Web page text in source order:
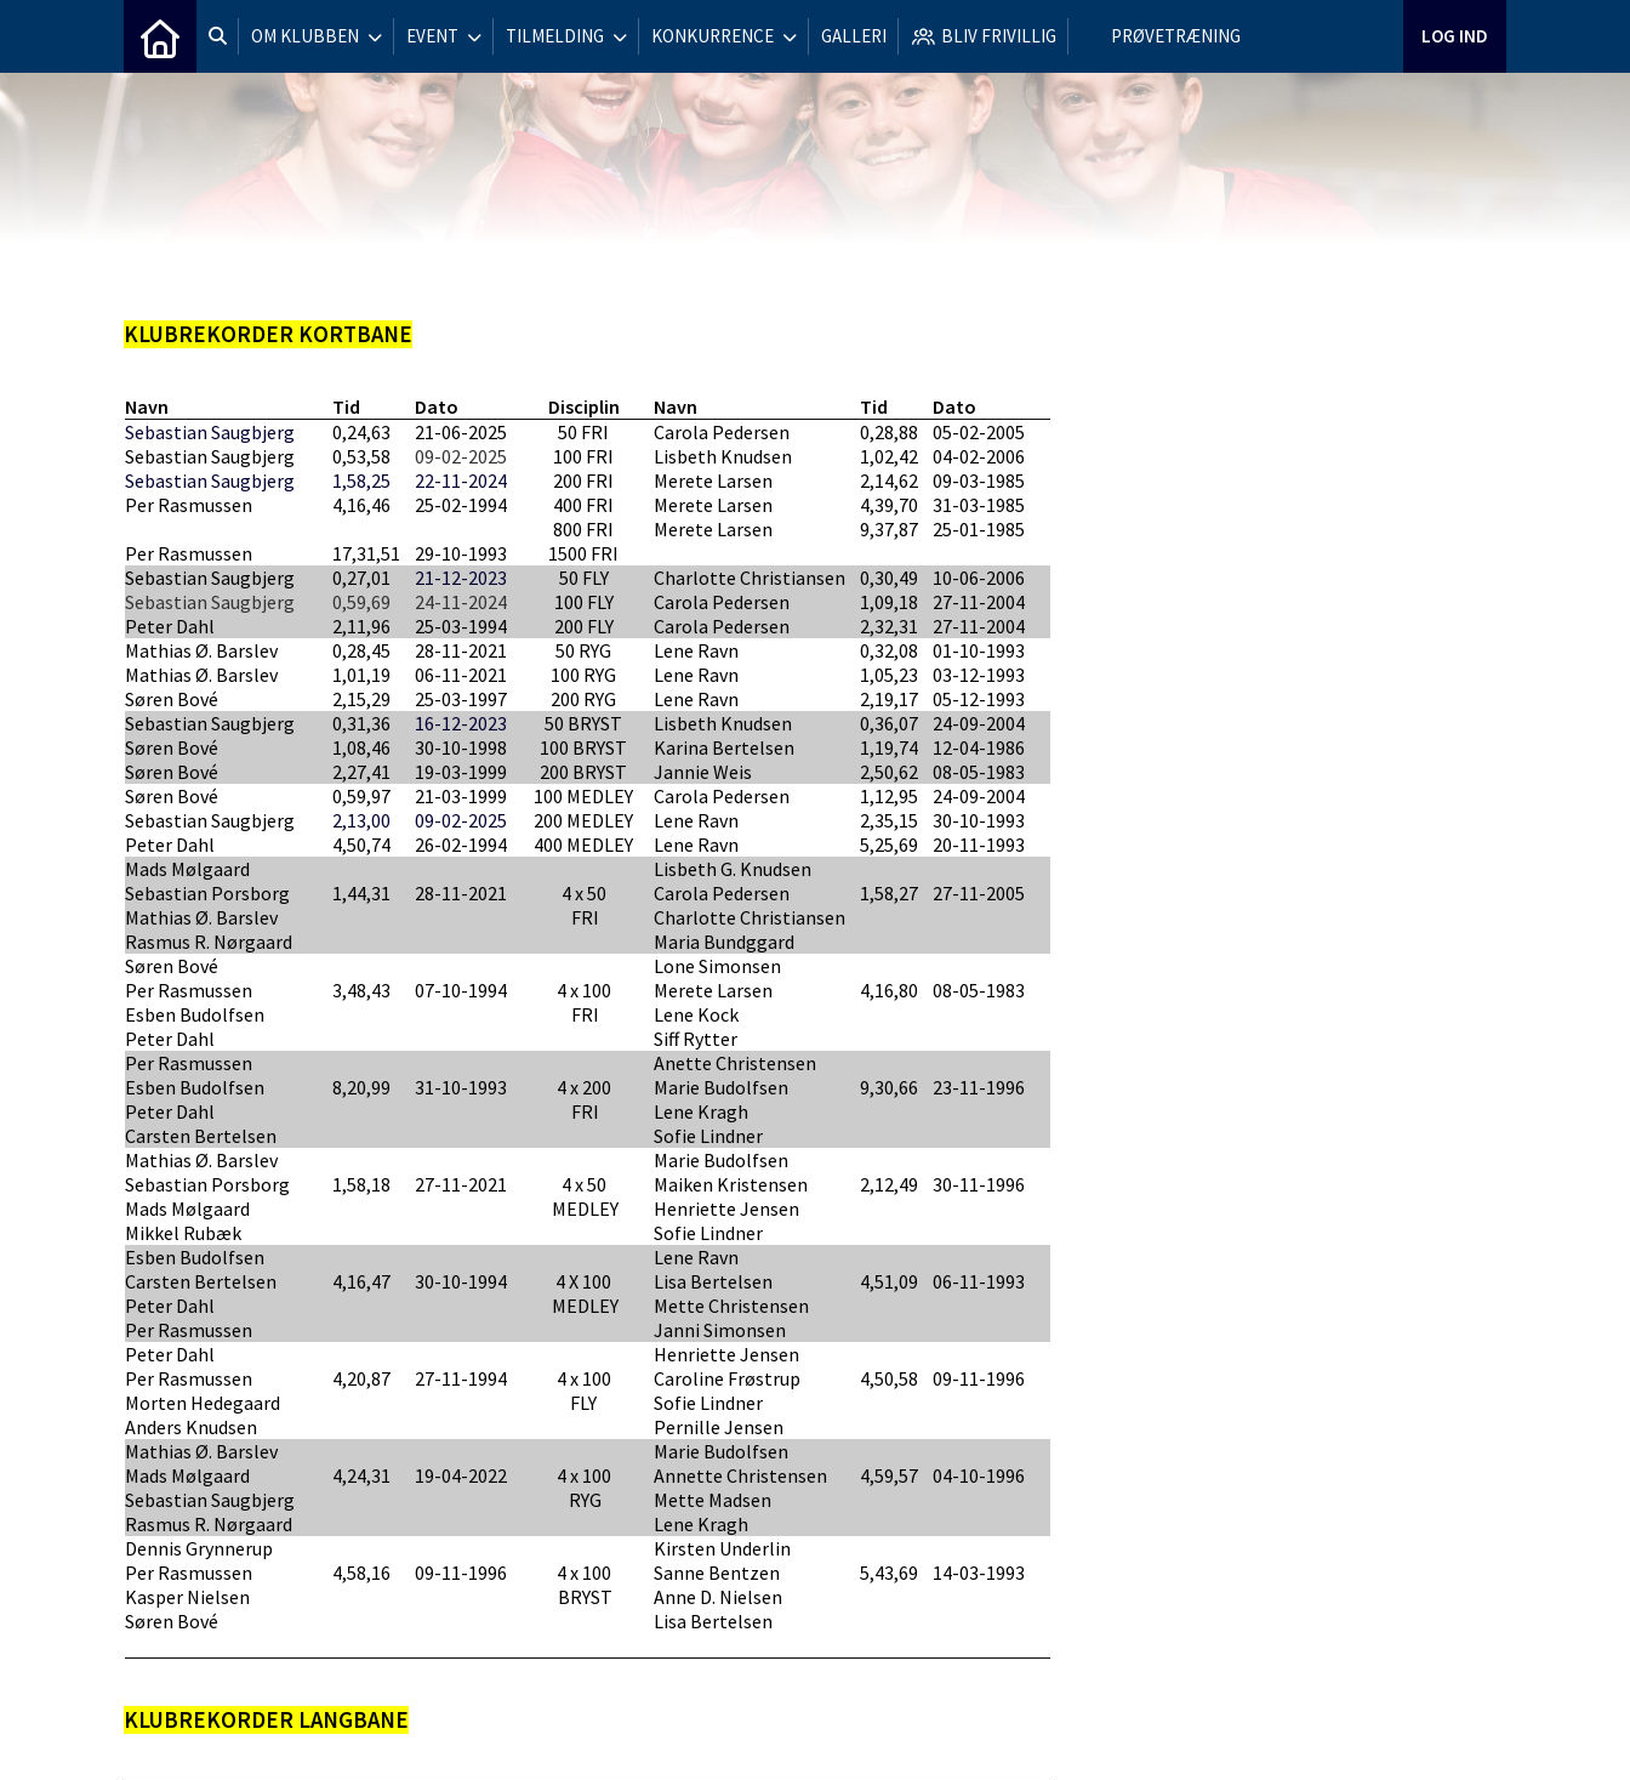
OM KLUBBEN EVENT TILMELDING KONKURRENCE GALLERI BLIV FRIVILLIG PRØVETRÆNING LOG IND
KLUBREKORDER KORTBANE
Navn Tid Dato Disciplin Navn Tid
Dato
Sebastian Saugbjerg
0,24,63 21-06-2025 50 FRI Carola Pedersen 0,28,88
05-02-2005
Sebastian Saugbjerg
0,53,58 09-02-2025 100 FRI Lisbeth Knudsen 1,02,42
04-02-2006
Sebastian Saugbjerg
1,58,25 22-11-2024 200 FRI Merete Larsen 2,14,62
09-03-1985
Per Rasmussen
4,16,46 25-02-1994 400 FRI Merete Larsen 4,39,70
31-03-1985
800 FRI
Merete Larsen 9,37,87
25-01-1985
Per Rasmussen
17,31,51 29-10-1993
1500 FRI
Sebastian Saugbjerg
0,27,01 21-12-2023 50 FLY Charlotte Christiansen 0,30,49
10-06-2006
Sebastian Saugbjerg
0,59,69 24-11-2024 100 FLY Carola Pedersen 1,09,18
27-11-2004
Peter Dahl
2,11,96 25-03-1994 200 FLY Carola Pedersen 2,32,31
27-11-2004
Mathias Ø. Barslev
0,28,45 28-11-2021 50 RYG Lene Ravn 0,32,08
01-10-1993
Mathias Ø. Barslev
1,01,19 06-11-2021 100 RYG Lene Ravn 1,05,23
03-12-1993
Søren Bové
2,15,29 25-03-1997 200 RYG Lene Ravn 2,19,17
05-12-1993
Sebastian Saugbjerg
0,31,36 16-12-2023 50 BRYST Lisbeth Knudsen 0,36,07
24-09-2004
Søren Bové
1,08,46 30-10-1998 100 BRYST Karina Bertelsen 1,19,74
12-04-1986
Søren Bové
2,27,41 19-03-1999 200 BRYST Jannie Weis 2,50,62
08-05-1983
Søren Bové
0,59,97 21-03-1999 100 MEDLEY Carola Pedersen 1,12,95
24-09-2004
Sebastian Saugbjerg
2,13,00 09-02-2025 200 MEDLEY Lene Ravn 2,35,15
30-10-1993
Peter Dahl
4,50,74 26-02-1994 400 MEDLEY Lene Ravn 5,25,69
20-11-1993
Mads Mølgaard
Lisbeth G. Knudsen
Sebastian Porsborg
1,44,31 28-11-2021 4 x 50 Carola Pedersen 1,58,27
27-11-2005
Mathias Ø. Barslev
FRI
Charlotte Christiansen
Rasmus R. Nørgaard
Maria Bundggard
Søren Bové
Lone Simonsen
Per Rasmussen
3,48,43 07-10-1994 4 x 100 Merete Larsen 4,16,80
08-05-1983
Esben Budolfsen
FRI
Lene Kock
Peter Dahl
Siff Rytter
Per Rasmussen
Anette Christensen
Esben Budolfsen
8,20,99 31-10-1993 4 x 200 Marie Budolfsen 9,30,66
23-11-1996
Peter Dahl
FRI
Lene Kragh
Carsten Bertelsen
Sofie Lindner
Mathias Ø. Barslev
Marie Budolfsen
Sebastian Porsborg
1,58,18 27-11-2021 4 x 50 Maiken Kristensen 2,12,49
30-11-1996
Mads Mølgaard
MEDLEY
Henriette Jensen
Mikkel Rubæk
Sofie Lindner
Esben Budolfsen
Lene Ravn
Carsten Bertelsen
4,16,47 30-10-1994 4 X 100 Lisa Bertelsen 4,51,09
06-11-1993
Peter Dahl
MEDLEY
Mette Christensen
Per Rasmussen
Janni Simonsen
Peter Dahl
Henriette Jensen
Per Rasmussen
4,20,87 27-11-1994 4 x 100 Caroline Frøstrup 4,50,58
09-11-1996
Morten Hedegaard
FLY
Sofie Lindner
Anders Knudsen
Pernille Jensen
Mathias Ø. Barslev
Marie Budolfsen
Mads Mølgaard
4,24,31 19-04-2022 4 x 100 Annette Christensen 4,59,57
04-10-1996
Sebastian Saugbjerg
RYG
Mette Madsen
Rasmus R. Nørgaard
Lene Kragh
Dennis Grynnerup
Kirsten Underlin
Per Rasmussen
4,58,16 09-11-1996 4 x 100 Sanne Bentzen 5,43,69
14-03-1993
Kasper Nielsen
BRYST
Anne D. Nielsen
Søren Bové
Lisa Bertelsen
KLUBREKORDER LANGBANE